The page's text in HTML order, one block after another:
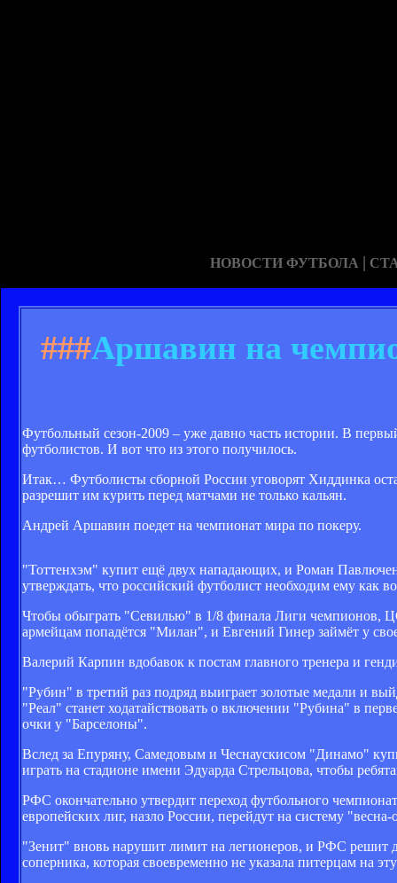
НОВОСТИ ФУТБОЛА |
###Аршавин на
Футбольный сезон-2009 – уже давно часть истории. В
футболистов. И вот что из этого получилось.
Итак… Футболисты сборной России уговорят Хиддинка
разрешит им курить перед матчами не только кальян.
Андрей Аршавин поедет на чемпионат мира по покеру.
"Тоттенхэм" купит ещё двух нападающих, и Роман
утверждать, что российский футболист необходим ему как
Чтобы обыграть "Севилью" в 1/8 финала Лиги чемпионов,
армейцам попадётся "Милан", и Евгений Гинер займёт у
Валерий Карпин вдобавок к постам главного тренера и
"Рубин" в третий раз подряд выиграет золотые медали и
"Реал" станет ходатайствовать о включении "Рубина" в
очки у "Барселоны".
Вслед за Епуряну, Самедовым и Чеснаускисом "Динамо"
играть на стадионе имени Эдуарда Стрельцова, чтобы
РФС окончательно утвердит переход футбольного
европейских лиг, назло России, перейдут на систему "весна-
"Зенит" вновь нарушит лимит на легионеров, и РФС решит
соперника, которая своевременно не указала питерцам на